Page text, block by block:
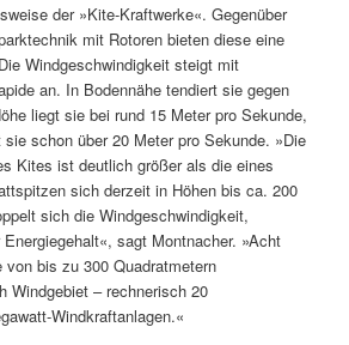
der »Kite-Kraftwerke«. Gegenüber
mit Rotoren bieten diese eine
Windgeschwindigkeit steigt mit
an. In Bodennähe tendiert sie gegen
liegt sie bei rund 15 Meter pro Sekunde,
schon über 20 Meter pro Sekunde. »Die
Kites ist deutlich größer als die eines
sich derzeit in Höhen bis ca. 200
sich die Windgeschwindigkeit,
sagt Montnacher. »Acht
bis zu 300 Quadratmetern
Windgebiet – rechnerisch 20
Windkraftanlagen.«